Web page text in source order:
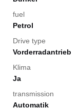
fuel
Petrol
Drive type
Vorderradantrieb
Klima
Ja
transmission
Automatik